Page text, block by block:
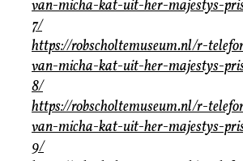
van-micha-kat-uit-her-majestys-
7/
https://robscholtemuseum.nl/r-
van-micha-kat-uit-her-majestys-
8/
https://robscholtemuseum.nl/r-
van-micha-kat-uit-her-majestys-
9/